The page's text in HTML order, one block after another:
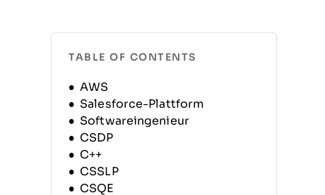
TABLE OF CONTENTS
AWS
Salesforce-Plattform
Softwareingenieur
CSDP
C++
CSSLP
CSQE